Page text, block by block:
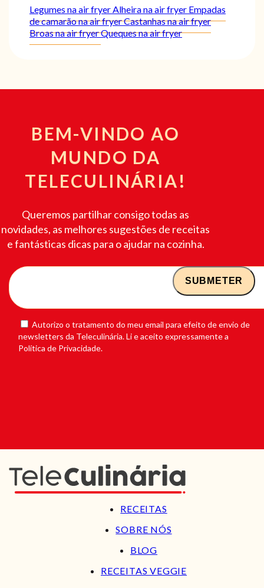
Legumes na air fryerAlheira na air fryer Empadas
de camarão na air fryerCastanhas na air fryer
Broas na air fryerQueques na air fryer
BEM-VINDO AO
MUNDO DA
TELECULINÁRIA!
Queremos partilhar consigo todas as
novidades, as melhores sugestões de receitas
e fantásticas dicas para o ajudar na cozinha.
Autorizo o tratamento do meu email para efeito de envio de
newsletters da Teleculinária. Li e aceito expressamente a
Política de Privacidade.
RECEITAS
SOBRE NÓS
BLOG
RECEITAS VEGGIE